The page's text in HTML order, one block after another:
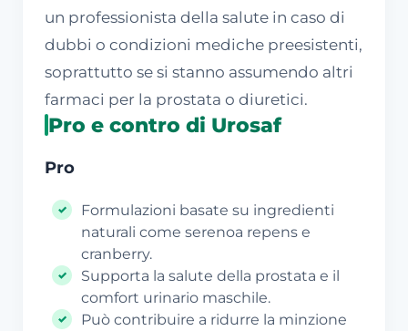
un professionista della salute in caso di
dubbi o condizioni mediche preesistenti,
soprattutto se si stanno assumendo altri
farmaci per la prostata o diuretici.
Pro e contro di Urosaf
Pro
Formulazioni basate su ingredienti
naturali come serenoa repens e
cranberry.
Supporta la salute della prostata e il
comfort urinario maschile.
Può contribuire a ridurre la minzione